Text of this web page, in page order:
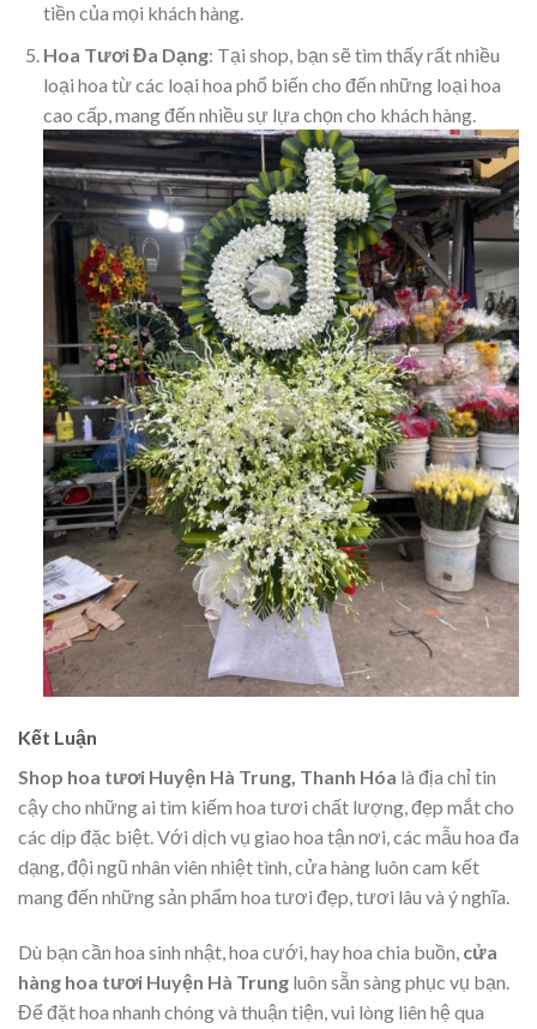
tiền của mọi khách hàng.
Hoa Tươi Đa Dạng: Tại shop, bạn sẽ tìm thấy rất nhiều
loại hoa từ các loại hoa phổ biến cho đến những loại hoa
cao cấp, mang đến nhiều sự lựa chọn cho khách hàng.
Kết Luận
Shop hoa tươi Huyện Hà Trung, Thanh Hóa là địa chỉ tin
cậy cho những ai tìm kiếm hoa tươi chất lượng, đẹp mắt cho
các dịp đặc biệt. Với dịch vụ giao hoa tận nơi, các mẫu hoa đa
dạng, đội ngũ nhân viên nhiệt tình, cửa hàng luôn cam kết
mang đến những sản phẩm hoa tươi đẹp, tươi lâu và ý nghĩa.
Dù bạn cần hoa sinh nhật, hoa cưới, hay hoa chia buồn, cửa
hàng hoa tươi Huyện Hà Trung luôn sẵn sàng phục vụ bạn.
Để đặt hoa nhanh chóng và thuận tiện, vui lòng liên hệ qua